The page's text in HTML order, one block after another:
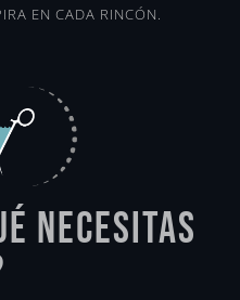
EN CADA RINCÓN.
NECESITAS